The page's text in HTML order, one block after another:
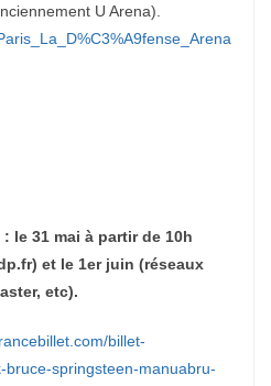
U Arena).
le 31 mai à partir de 10h
et le 1er juin (réseaux
etc).
billet-
springsteen-manuabru-